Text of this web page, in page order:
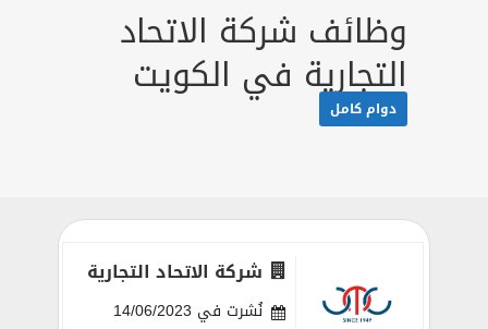
وظائف شركة الاتحاد
التجارية في الكويت
دوام كامل
شركة الاتحاد التجارية
نُشرت في 14/06/2023